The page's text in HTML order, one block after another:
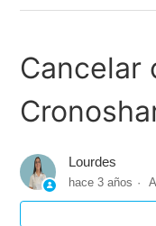
No puedo entrar a
Recuperar la
Cambiar la contraseña
Cancelar cuenta de
Cancelar
Lourdes
hace 3 años